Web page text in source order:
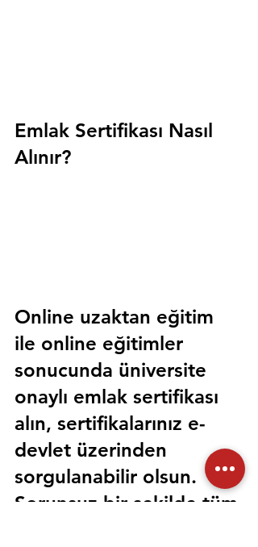
Emlak Sertifikası Nasıl
Alınır?
Online uzaktan eğitim
ile online eğitimler
sonucunda üniversite
onaylı emlak sertifikası
alın, sertifikalarınız e-
devlet üzerinden
sorgulanabilir olsun.
Sorunsuz bir şekilde tüm